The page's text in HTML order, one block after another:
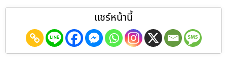
แชร์หน้านี้